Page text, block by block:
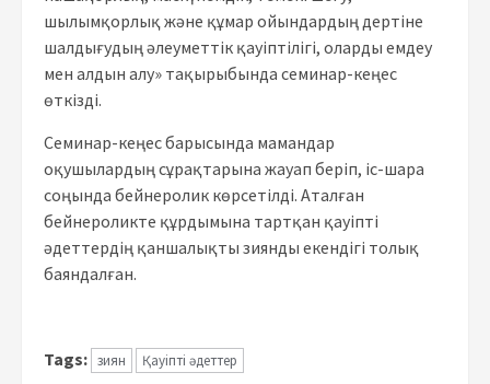
шылымқорлық және құмар ойындардың дертіне
шалдығудың әлеуметтік қауіптілігі, оларды емдеу
мен алдын алу» тақырыбында семинар-кеңес
өткізді.
Семинар-кеңес барысында мамандар
оқушылардың сұрақтарына жауап беріп, іс-шара
соңында бейнеролик көрсетілді. Аталған
бейнероликте құрдымына тартқан қауіпті
әдеттердің қаншалықты зиянды екендігі толық
баяндалған.
Tags: зиян Қауіпті әдеттер